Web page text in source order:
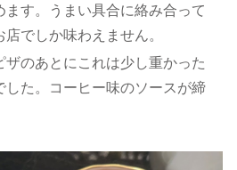
ます。うまい具合に絡み合って
でしか味わえません。
ザのあとにこれは少し重かった
した。コーヒー味のソースが締